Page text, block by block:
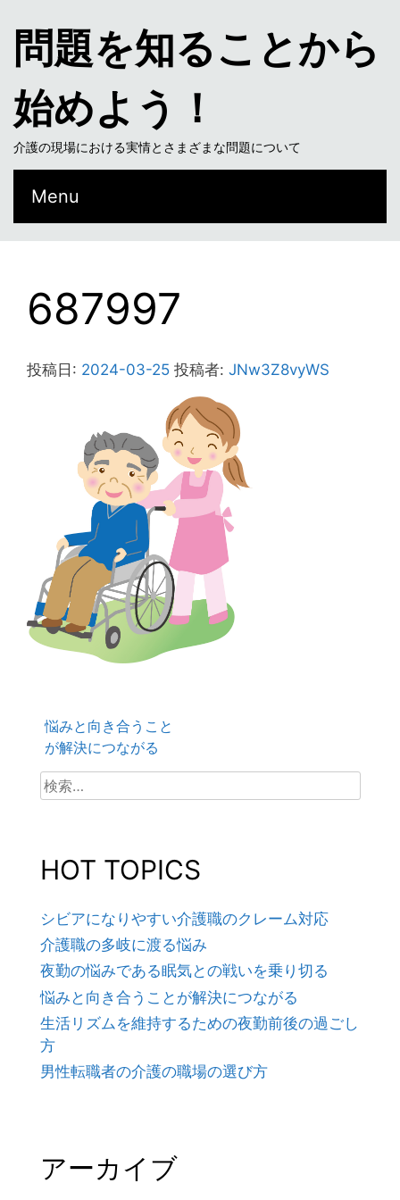
問題を知ることから
始めよう！
介護の現場における実情とさまざまな問題について
Menu
687997
投稿日: 2024-03-25 投稿者: JNw3Z8vyWS
投
稿
ナ
ビ
ゲ
ー
シ
悩みと向き合うこと
が解決につながる
検
索:
HOT TOPICS
シビアになりやすい介護職のクレーム対応
介護職の多岐に渡る悩み
夜勤の悩みである眠気との戦いを乗り切る
悩みと向き合うことが解決につながる
生活リズムを維持するための夜勤前後の過ごし
方
男性転職者の介護の職場の選び方
アーカイブ